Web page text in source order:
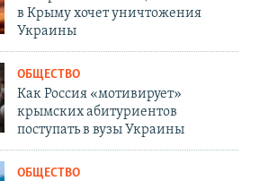
в Крыму хочет уничтожения
Украины
ОБЩЕСТВО
Как Россия «мотивирует»
крымских абитуриентов
поступать в вузы Украины
ОБЩЕСТВО